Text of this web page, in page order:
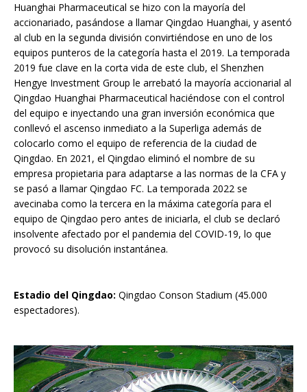
Huanghai Pharmaceutical se hizo con la mayoría del
accionariado, pasándose a llamar Qingdao Huanghai, y asentó
al club en la segunda división convirtiéndose en uno de los
equipos punteros de la categoría hasta el 2019. La temporada
2019 fue clave en la corta vida de este club, el Shenzhen
Hengye Investment Group le arrebató la mayoría accionarial al
Qingdao Huanghai Pharmaceutical haciéndose con el control
del equipo e inyectando una gran inversión económica que
conllevó el ascenso inmediato a la Superliga además de
colocarlo como el equipo de referencia de la ciudad de
Qingdao. En 2021, el Qingdao eliminó el nombre de su
empresa propietaria para adaptarse a las normas de la CFA y
se pasó a llamar Qingdao FC. La temporada 2022 se
avecinaba como la tercera en la máxima categoría para el
equipo de Qingdao pero antes de iniciarla, el club se declaró
insolvente afectado por el pandemia del COVID-19, lo que
provocó su disolución instantánea.
Estadio del Qingdao: Qingdao Conson Stadium (45.000
espectadores).